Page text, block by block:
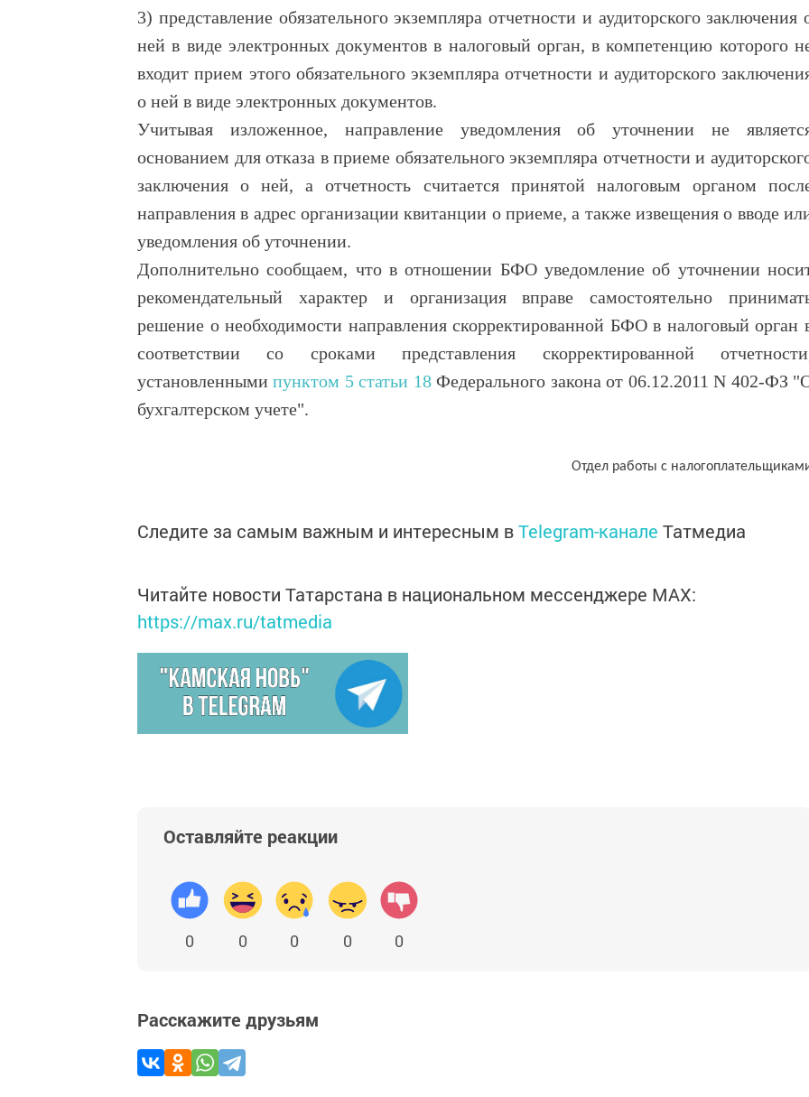
3) представление обязательного экземпляра отчетности и аудиторского заключения
ней в виде электронных документов в налоговый орган, в компетенцию которого
входит прием этого обязательного экземпляра отчетности и аудиторского
о ней в виде электронных документов.
Учитывая изложенное, направление уведомления об уточнении не
основанием для отказа в приеме обязательного экземпляра отчетности и
заключения о ней, а отчетность считается принятой налоговым органом
направления в адрес организации квитанции о приеме, а также извещения о вводе
уведомления об уточнении.
Дополнительно сообщаем, что в отношении БФО уведомление об уточнении
рекомендательный характер и организация вправе самостоятельно
решение о необходимости направления скорректированной БФО в налоговый орган
соответствии со сроками представления скорректированной
установленнымипунктом 5 статьи 18Федерального закона от 06.12.2011 N 402-ФЗ
бухгалтерском учете".
Отдел работы с
Следите за самым важным и интересным вTelegram-канале Татмедиа
Читайте новости Татарстана в национальном мессенджере MАХ:
https://max.ru/tatmedia
Оставляйте реакции
0 0 0 0 0
Расскажите друзьям